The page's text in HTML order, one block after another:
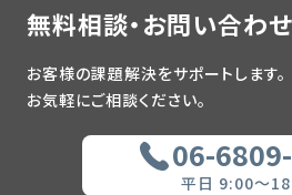
無料相談・お問い合わせ
お客様の課題解決をサポートします。
お気軽にご相談ください。
06-
平日 9:00～